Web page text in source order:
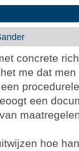
concrete
me dat
een
hoe